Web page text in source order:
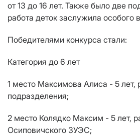
от 13 до 16 лет. Также было две
работа деток заслужила особого
Победителями конкурса стали:
Категория до 6 лет
1 место Максимова Алиса - 5 лет,
подразделения;
2 место Колядко Максим - 5 лет,
Осиповичского ЗУЭС;